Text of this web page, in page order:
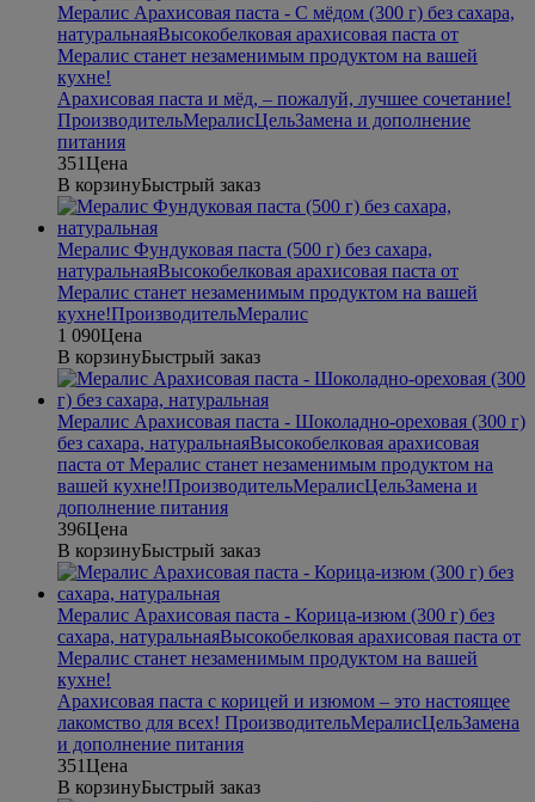
Мералис Арахисовая паста - С мёдом (300 г) без сахара,
натуральнаяВысокобелковая арахисовая паста от
Мералис станет незаменимым продуктом на вашей
кухне!
Арахисовая паста и мёд, – пожалуй, лучшее сочетание!
ПроизводительМералисЦельЗамена и дополнение
питания
351Цена
В корзинуБыстрый заказ
Мералис Фундуковая паста (500 г) без сахара,
натуральнаяВысокобелковая арахисовая паста от
Мералис станет незаменимым продуктом на вашей
кухне!ПроизводительМералис
1 090Цена
В корзинуБыстрый заказ
Мералис Арахисовая паста - Шоколадно-ореховая (300 г)
без сахара, натуральнаяВысокобелковая арахисовая
паста от Мералис станет незаменимым продуктом на
вашей кухне!ПроизводительМералисЦельЗамена и
дополнение питания
396Цена
В корзинуБыстрый заказ
Мералис Арахисовая паста - Корица-изюм (300 г) без
сахара, натуральнаяВысокобелковая арахисовая паста от
Мералис станет незаменимым продуктом на вашей
кухне!
Арахисовая паста с корицей и изюмом – это настоящее
лакомство для всех! ПроизводительМералисЦельЗамена
и дополнение питания
351Цена
В корзинуБыстрый заказ